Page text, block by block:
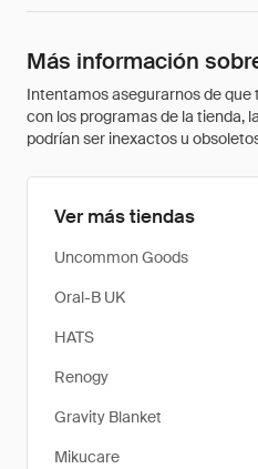
Más información
Intentamos asegurarnos de que
con los programas de la tienda,
podrían ser inexactos u
Ver más tiendas
Uncommon Goods
Oral-B UK
HATS
Renogy
Gravity Blanket
Mikucare